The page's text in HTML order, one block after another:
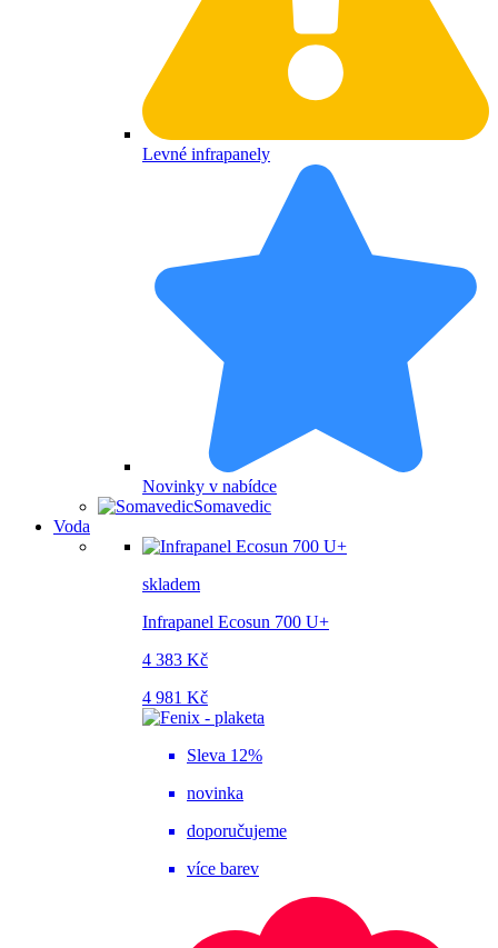
Levné infrapanely
Novinky v nabídce
Somavedic
Voda
skladem
Infrapanel Ecosun 700 U+
4 383 Kč
4 981 Kč
Sleva 12%
novinka
doporučujeme
více barev